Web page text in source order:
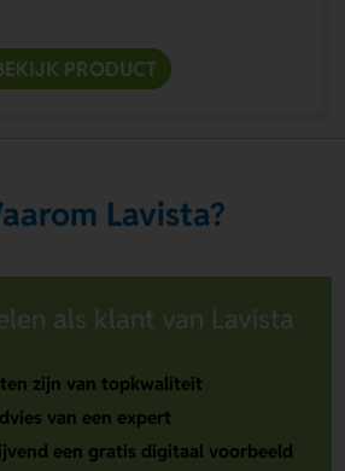
PRODUCT
Lavista?
als klant van Lavista
zijn van topkwaliteit
van een expert
een gratis digitaal voorbeeld